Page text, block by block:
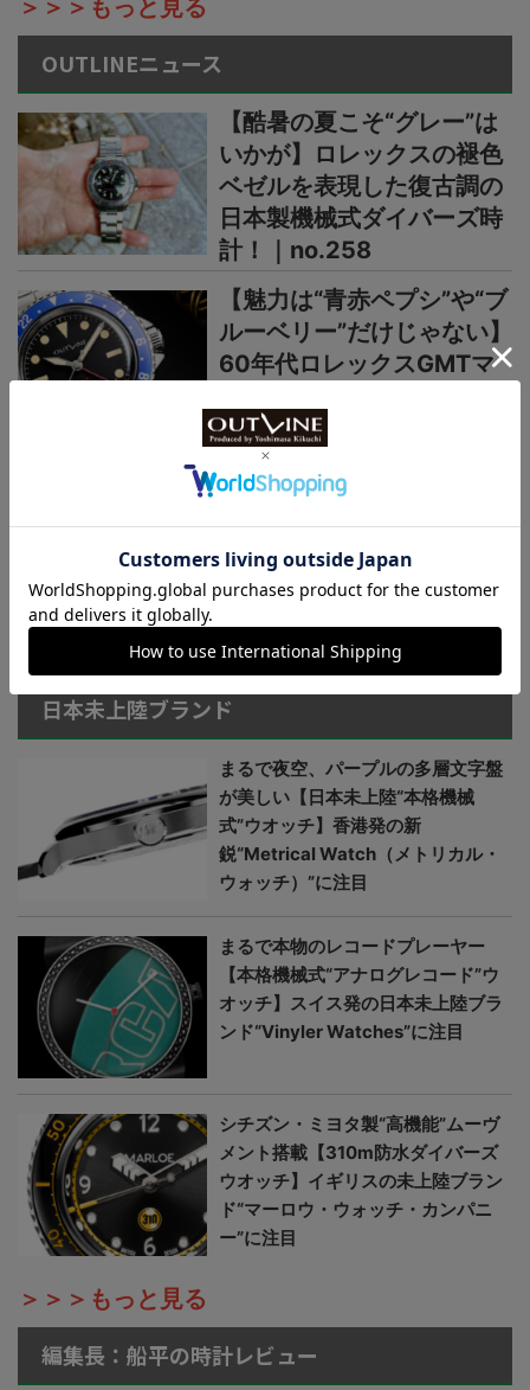
＞＞＞もっと見る
OUTLINEニュース
【酷暑の夏こそ“グレー”は
いかが】ロレックスの褪色
ベゼルを表現した復古調の
日本製機械式ダイバーズ時
計！｜no.258
【魅力は“青赤ペプシ”や“ブ
ルーベリー”だけじゃない】
60年代ロレックスGMTマ
現！｜no.257
【入荷後すぐ売り切れ！】
がヨーロッパで高く評価さ
れるワケ｜no.256
＞＞＞もっと見る
日本未上陸ブランド
まるで夜空、パープルの多層文字盤
が美しい【日本未上陸“本格機械
式”ウオッチ】香港発の新
鋭“Metrical Watch（メトリカル・
ウォッチ）”に注目
まるで本物のレコードプレーヤー
【本格機械式“アナログレコード”ウ
オッチ】スイス発の日本未上陸ブラ
ンド“Vinyler Watches”に注目
シチズン・ミヨタ製“高機能”ムーヴ
メント搭載【310m防水ダイバーズ
ウオッチ】イギリスの未上陸ブラン
ド“マーロウ・ウォッチ・カンパニ
ー”に注目
＞＞＞もっと見る
編集長：船平の時計レビュー